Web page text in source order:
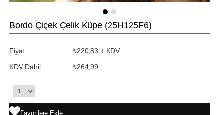
Bordo Çiçek Çelik Küpe (25H125F6)
Fiyat : ₺220,83 + KDV
KDV Dahil : ₺264,99
:
Favorilere Ekle